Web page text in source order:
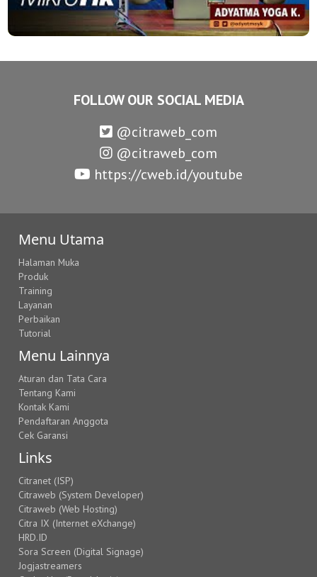
FOLLOW OUR SOCIAL MEDIA
@citraweb_com
@citraweb_com
https://cweb.id/youtube
Menu Utama
Halaman Muka
Produk
Training
Layanan
Perbaikan
Tutorial
Menu Lainnya
Aturan dan Tata Cara
Tentang Kami
Kontak Kami
Pendaftaran Anggota
Cek Garansi
Links
Citranet (ISP)
Citraweb (System Developer)
Citraweb (Web Hosting)
Citra IX (Internet eXchange)
HRD.ID
Sora Screen (Digital Signage)
Jogjastreamers